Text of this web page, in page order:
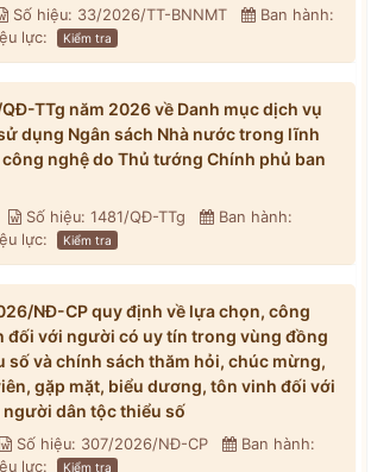
Số hiệu: 33/2026/TT-BNNMT
Ban hành:
lực: Kiểm tra
TTg năm 2026 về Danh mục dịch vụ
dụng Ngân sách Nhà nước trong lĩnh
nghệ do Thủ tướng Chính phủ ban
Số hiệu: 1481/QĐ-TTg
Ban hành:
lực: Kiểm tra
NĐ-CP quy định về lựa chọn, công
đối với người có uy tín trong vùng đồng
số và chính sách thăm hỏi, chúc mừng,
gặp mặt, biểu dương, tôn vinh đối với
dân tộc thiểu số
Số hiệu: 307/2026/NĐ-CP
Ban hành:
lực: Kiểm tra